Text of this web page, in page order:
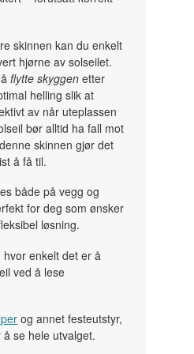
skinnen kan du enkelt
hjørne av solseilet.
åflytte skyggen etter
helling slik at
av når uteplassen
bør alltid ha fall mot
skinnen gjør det
å få til.
både på vegg og
for deg som ønsker
løsning.
enkelt det er å
ved å lese
og annet festeutstyr,
å se hele utvalget.